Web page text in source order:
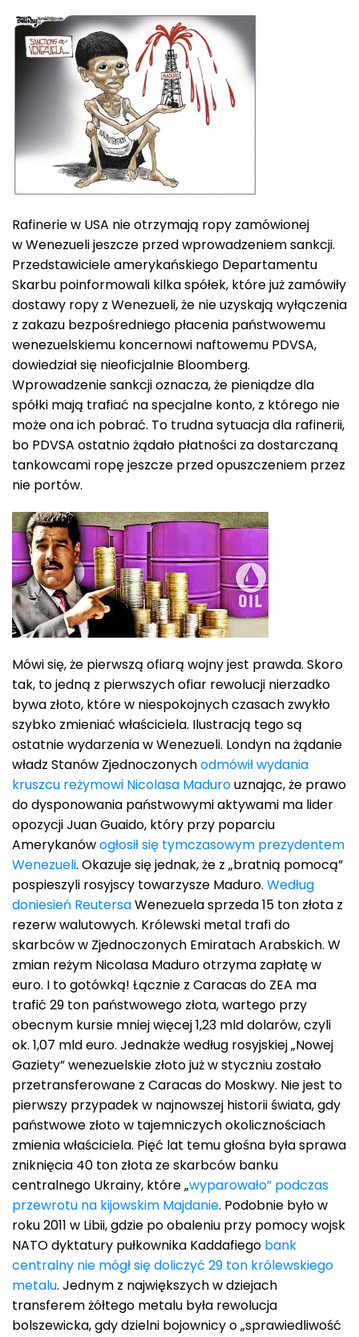
Rafinerie w USA nie otrzymają ropy zamówionej
w Wenezueli jeszcze przed wprowadzeniem sankcji.
Przedstawiciele amerykańskiego Departamentu
Skarbu poinformowali kilka spółek, które już zamówiły
dostawy ropy z Wenezueli, że nie uzyskają wyłączenia
z zakazu bezpośredniego płacenia państwowemu
wenezuelskiemu koncernowi naftowemu PDVSA,
dowiedział się nieoficjalnie Bloomberg.
Wprowadzenie sankcji oznacza, że pieniądze dla
spółki mają trafiać na specjalne konto, z którego nie
może ona ich pobrać. To trudna sytuacja dla rafinerii,
bo PDVSA ostatnio żądało płatności za dostarczaną
tankowcami ropę jeszcze przed opuszczeniem przez
nie portów.
Mówi się, że pierwszą ofiarą wojny jest prawda. Skoro
tak, to jedną z pierwszych ofiar rewolucji nierzadko
bywa złoto, które w niespokojnych czasach zwykło
szybko zmieniać właściciela. Ilustracją tego są
ostatnie wydarzenia w Wenezueli. Londyn na żądanie
władz Stanów Zjednoczonychodmówił wydania
kruszcu reżymowi Nicolasa Madurouznając, że prawo
do dysponowania państwowymi aktywami ma lider
opozycji Juan Guaido, który przy poparciu
Amerykanówogłosił się tymczasowym prezydentem
Wenezueli. Okazuje się jednak, że z „bratnią pomocą”
pospieszyli rosyjscy towarzysze Maduro. Według
doniesień ReutersaWenezuela sprzeda 15 ton złota z
rezerw walutowych. Królewski metal trafi do
skarbców w Zjednoczonych Emiratach Arabskich. W
zmian reżym Nicolasa Maduro otrzyma zapłatę w
euro. I to gotówką! Łącznie z Caracas do ZEA ma
trafić 29 ton państwowego złota, wartego przy
obecnym kursie mniej więcej 1,23 mld dolarów, czyli
ok. 1,07 mld euro. Jednakże według rosyjskiej „Nowej
Gaziety” wenezuelskie złoto już w styczniu zostało
przetransferowane z Caracas do Moskwy. Nie jest to
pierwszy przypadek w najnowszej historii świata, gdy
państwowe złoto w tajemniczych okolicznościach
zmienia właściciela. Pięć lat temu głośna była sprawa
zniknięcia 40 ton złota ze skarbców banku
centralnego Ukrainy, które „wyparowało” podczas
przewrotu na kijowskim Majdanie. Podobnie było w
roku 2011 w Libii, gdzie po obaleniu przy pomocy wojsk
NATO dyktatury pułkownika Kaddafiego bank
centralny nie mógł się doliczyć 29 ton królewskiego
metalu. Jednym z największych w dziejach
transferem żółtego metalu była rewolucja
bolszewicka, gdy dzielni bojownicy o „sprawiedliwość